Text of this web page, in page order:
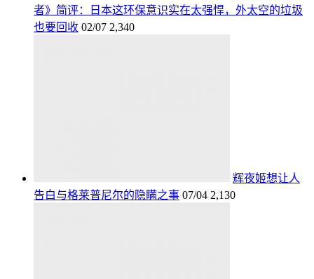
者》简评：日本这环保意识实在太强悍，外太空的垃圾
也要回收 02/07 2,340
辉夜姬想让人
告白与格莱普尼尔的隐瞒之事 07/04 2,130